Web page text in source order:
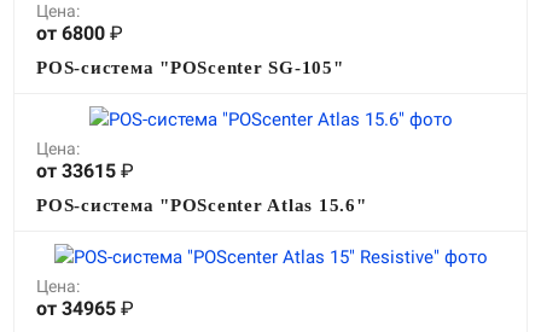
Цена:
от 6800 ₽
POS-система "POScenter SG-105"
Цена:
от 33615 ₽
POS-система "POScenter Atlas 15.6"
Цена:
от 34965 ₽